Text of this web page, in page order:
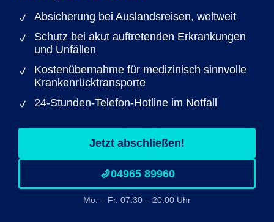
Absicherung bei Auslandsreisen, weltweit
Schutz bei akut auftretenden Erkrankungen
und Unfällen
Kostenübernahme für medizinisch sinnvolle
Krankenrücktransporte
24-Stunden-Telefon-Hotline im Notfall
Jetzt abschließen!
04965 89960
Mo. – Fr. 07:30 – 20:00 Uhr